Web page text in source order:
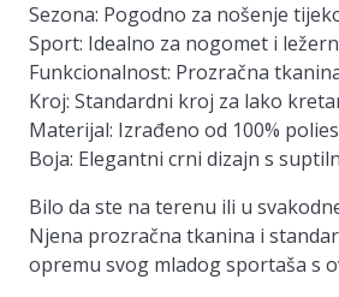
Sezona: Pogodno za nošenje
Sport: Idealno za nogomet i
Funkcionalnost: Prozračna
Kroj: Standardni kroj za lako
Materijal: Izrađeno od 100%
Boja: Elegantni crni dizajn s
Bilo da ste na terenu ili u
Njena prozračna tkanina i
opremu svog mladog sportaša s